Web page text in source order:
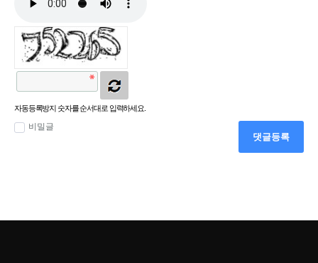
자동등록방지 숫자를 순서대로 입력하세요.
비밀글
댓글등록